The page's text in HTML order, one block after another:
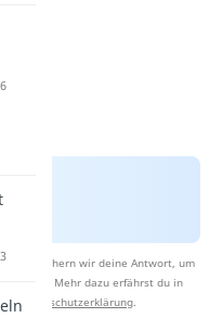
speichern wir deine Antwort, um
Mehr dazu erfährst du in
Datenschutzerklärung.